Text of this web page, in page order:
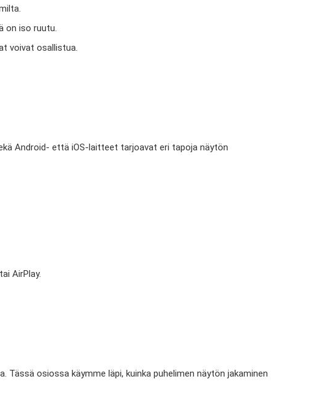
on iso ruutu.
voivat osallistua.
Android- että iOS-laitteet tarjoavat eri tapoja näytön
AirPlay.
osiossa käymme läpi, kuinka puhelimen näytön jakaminen